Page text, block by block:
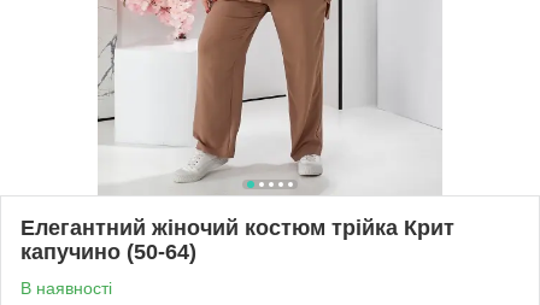
Елегантний жіночий костюм трійка Крит
капучино (50-64)
В наявності